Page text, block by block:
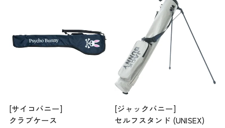
[サイコバニー]
クラブケース
[ジャックバニー]
セルフスタンド (UNISEX)